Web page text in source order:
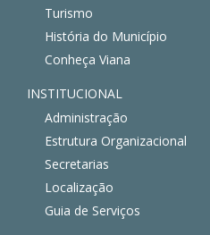
Turismo
História do Município
Conheça Viana
INSTITUCIONAL
Administração
Estrutura Organizacional
Secretarias
Localização
Guia de Serviços